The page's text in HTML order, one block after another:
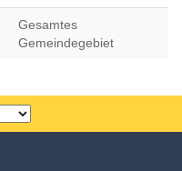
Gesamtes
Gemeindegebiet